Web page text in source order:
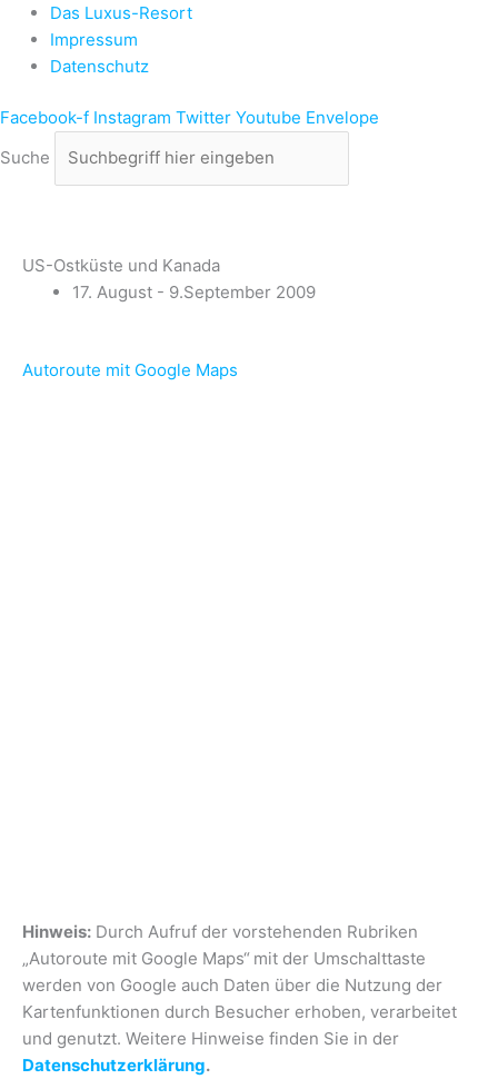
Das Luxus-Resort
Impressum
Datenschutz
Facebook-f Instagram Twitter Youtube Envelope
Suche
US-Ostküste und Kanada
17. August - 9.September 2009
Autoroute mit Google Maps
Hinweis: Durch Aufruf der vorstehenden Rubriken
„Autoroute mit Google Maps“ mit der Umschalttaste
werden von Google auch Daten über die Nutzung der
Kartenfunktionen durch Besucher erhoben, verarbeitet
und genutzt. Weitere Hinweise finden Sie in der
Datenschutzerklärung.